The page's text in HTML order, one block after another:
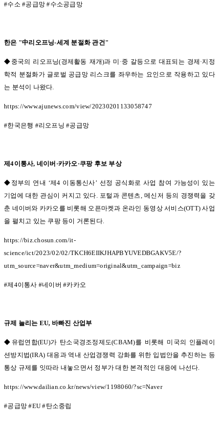
#수소#공급망#수소공급망
한은 "中리오프닝-세계 분절화 관건"
◆중국의 리오프닝(경제활동 재개)과 미 ·중 갈등으로 대표되는 경제 ·지정
학적 분절화가 글로벌 공급망 리스크를 좌우하는 요인으로 작용하고 있다
는 분석이 나왔다.
https://www.ajunews.com/view/20230201133058747
#한국은행 #리오프닝#공급망
제4이통사, 네이버 ·카카오·쿠팡 후보 부상
◆정부의 연내 ‘제4 이동통신사’ 선정 공식화로 사업 참여 가능성이 있는
기업에 대한 관심이 커지고 있다. 포털과 콘텐츠,메신저 등의 경쟁력을 갖
춘 네이버와 카카오를 비롯해 오픈마켓과 온라인 동영상 서비스(OTT)사업
을 펼치고 있는 쿠팡 등이 거론된다.
https://biz.chosun.com/it-
science/ict/2023/02/02/TKCH6EIIKJHAPBYUVEDBGAKV5E/?
utm_source=naver&utm_medium=original&utm_campaign=biz
#제 4이통사 #네이버#카카오
규제 늘리는 EU, 바빠진 산업부
◆유럽연합(EU)가 탄소국경조정제도(CBAM)를 비롯해 미국의 인플레이
션방지법(IRA)대응과 역내 산업경쟁력 강화를 위한 입법안을 추진하는 등
통상 규제를 잇따라 내놓으면서 정부가 대한 본격적인 대응에 나선다.
https://www.dailian.co.kr/news/view/1198060/?sc=Naver
#공급망#EU #탄소중립